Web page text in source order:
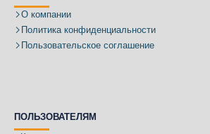
О компании
Политика конфиденциальности
Пользовательское соглашение
ПОЛЬЗОВАТЕЛЯМ